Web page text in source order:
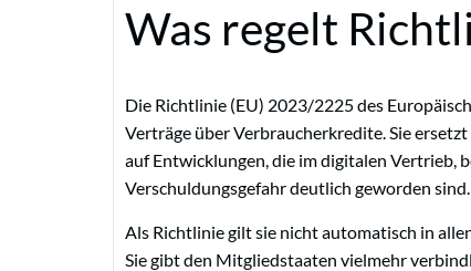
Was regelt
Die Richtlinie (EU) 2023/2225 des
Verträge über Verbraucherkredite. Sie
auf Entwicklungen, die im digitalen Vertrieb,
Verschuldungsgefahr deutlich geworden sind.
Als Richtlinie gilt sie nicht automatisch in
Sie gibt den Mitgliedstaaten vielmehr